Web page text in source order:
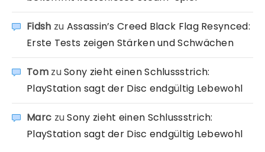
Fidsh zu Assassin’s Creed Black Flag Resynced:
Erste Tests zeigen Stärken und Schwächen
TomzuSony zieht einen Schlussstrich:
PlayStation sagt der Disc endgültig Lebewohl
Marc zuSony zieht einen Schlussstrich:
PlayStation sagt der Disc endgültig Lebewohl